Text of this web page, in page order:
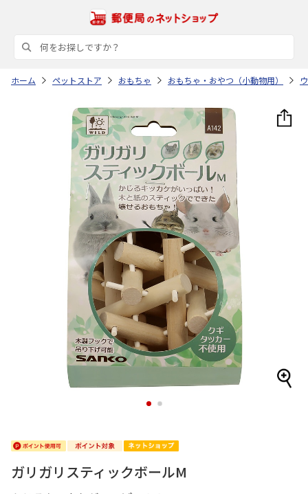
ホーム ペットストア おもちゃ おもちゃ・おやつ（小動物用）
1 2
ガリガリスティックボールM